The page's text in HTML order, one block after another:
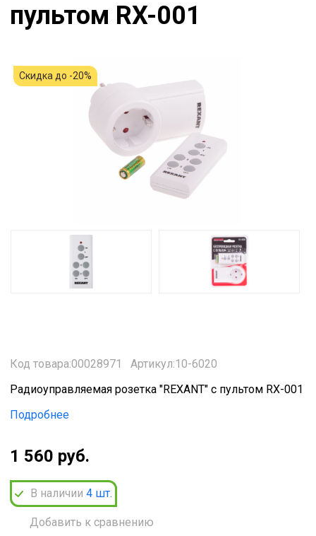
пультом RX-001
Скидка до -20%
Код товара:00028971
Артикул:10-6020
Радиоуправляемая розетка "REXANT" с пультом RX-001
Подробнее
1 560 руб.
В наличии 4 шт.
Добавить к сравнению